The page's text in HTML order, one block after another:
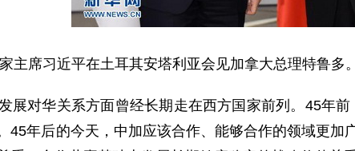
席习近平在土耳其安塔利亚会见加拿大总理特鲁多。
对华关系方面曾经长期走在西方国家前列。45年前
45年后的今天，中加应该合作、能够合作的领域更